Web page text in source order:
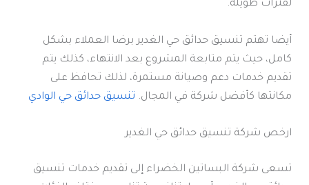
لفترات طويلة.
أيضا تهتم تنسيق حدائق حي الغدير برضا العملاء بشكل
كامل، حيث يتم متابعة المشروع بعد الانتهاء، كذلك يتم
تقديم خدمات دعم وصيانة مستمرة، لذلك تحافظ على
مكانتها كأفضل شركة في المجال. تنسيق حدائق حي الوادي
ارخص شركة تنسيق حدائق حي الغدير
تسعى شركة البساتين الخضراء إلى تقديم خدمات تنسيق